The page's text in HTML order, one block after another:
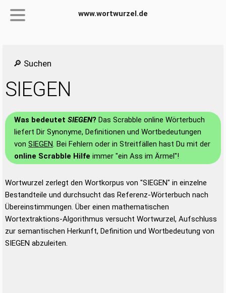
www.wortwurzel.de
🔎 Suchen
SIEGEN
Was bedeutet SIEGEN? Das Scrabble online Wörterbuch
liefert Dir Synonyme, Definitionen und Wortbedeutungen
von SIEGEN. Bei Fehlern oder in Streitfällen hast Du mit der
online Scrabble Hilfe immer "ein Ass im Ärmel"!
Wortwurzel zerlegt den Wortkorpus von "SIEGEN" in einzelne
Bestandteile und durchsucht das Referenz-Wörterbuch nach
Übereinstimmungen. Über einen mathematischen
Wortextraktions-Algorithmus versucht Wortwurzel, Aufschluss
zur semantischen Herkunft, Definition und Wortbedeutung von
SIEGEN abzuleiten.